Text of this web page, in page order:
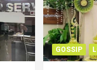
GOSSIP